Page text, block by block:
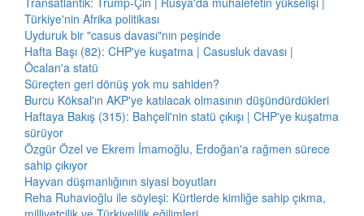
Türkiye'nin Afrika politikası
Uyduruk bir "casus davası"nın peşinde
Hafta Başı (82): CHP'ye kuşatma | Casusluk davası |
Öcalan'a statü
Süreçten geri dönüş yok mu sahiden?
Burcu Köksal'ın AKP'ye katılacak olmasının düşündürdükleri
Haftaya Bakış (315): Bahçeli'nin statü çıkışı | CHP'ye kuşatma
sürüyor
Özgür Özel ve Ekrem İmamoğlu, Erdoğan'a rağmen sürece
sahip çıkıyor
Hayvan düşmanlığının siyasi boyutları
Reha Ruhavioğlu ile söyleşi: Kürtlerde kimliğe sahip çıkma,